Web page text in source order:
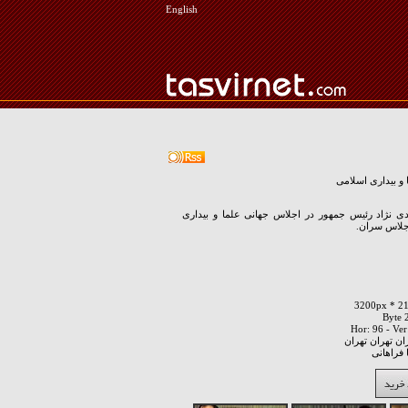
English
بیداری اسلامی
نژاد رئیس جمهور در اجلاس جهانی علما و بیداری
سران.
تهران تهران